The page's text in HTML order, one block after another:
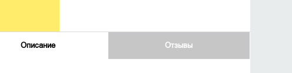
Описание Отзывы